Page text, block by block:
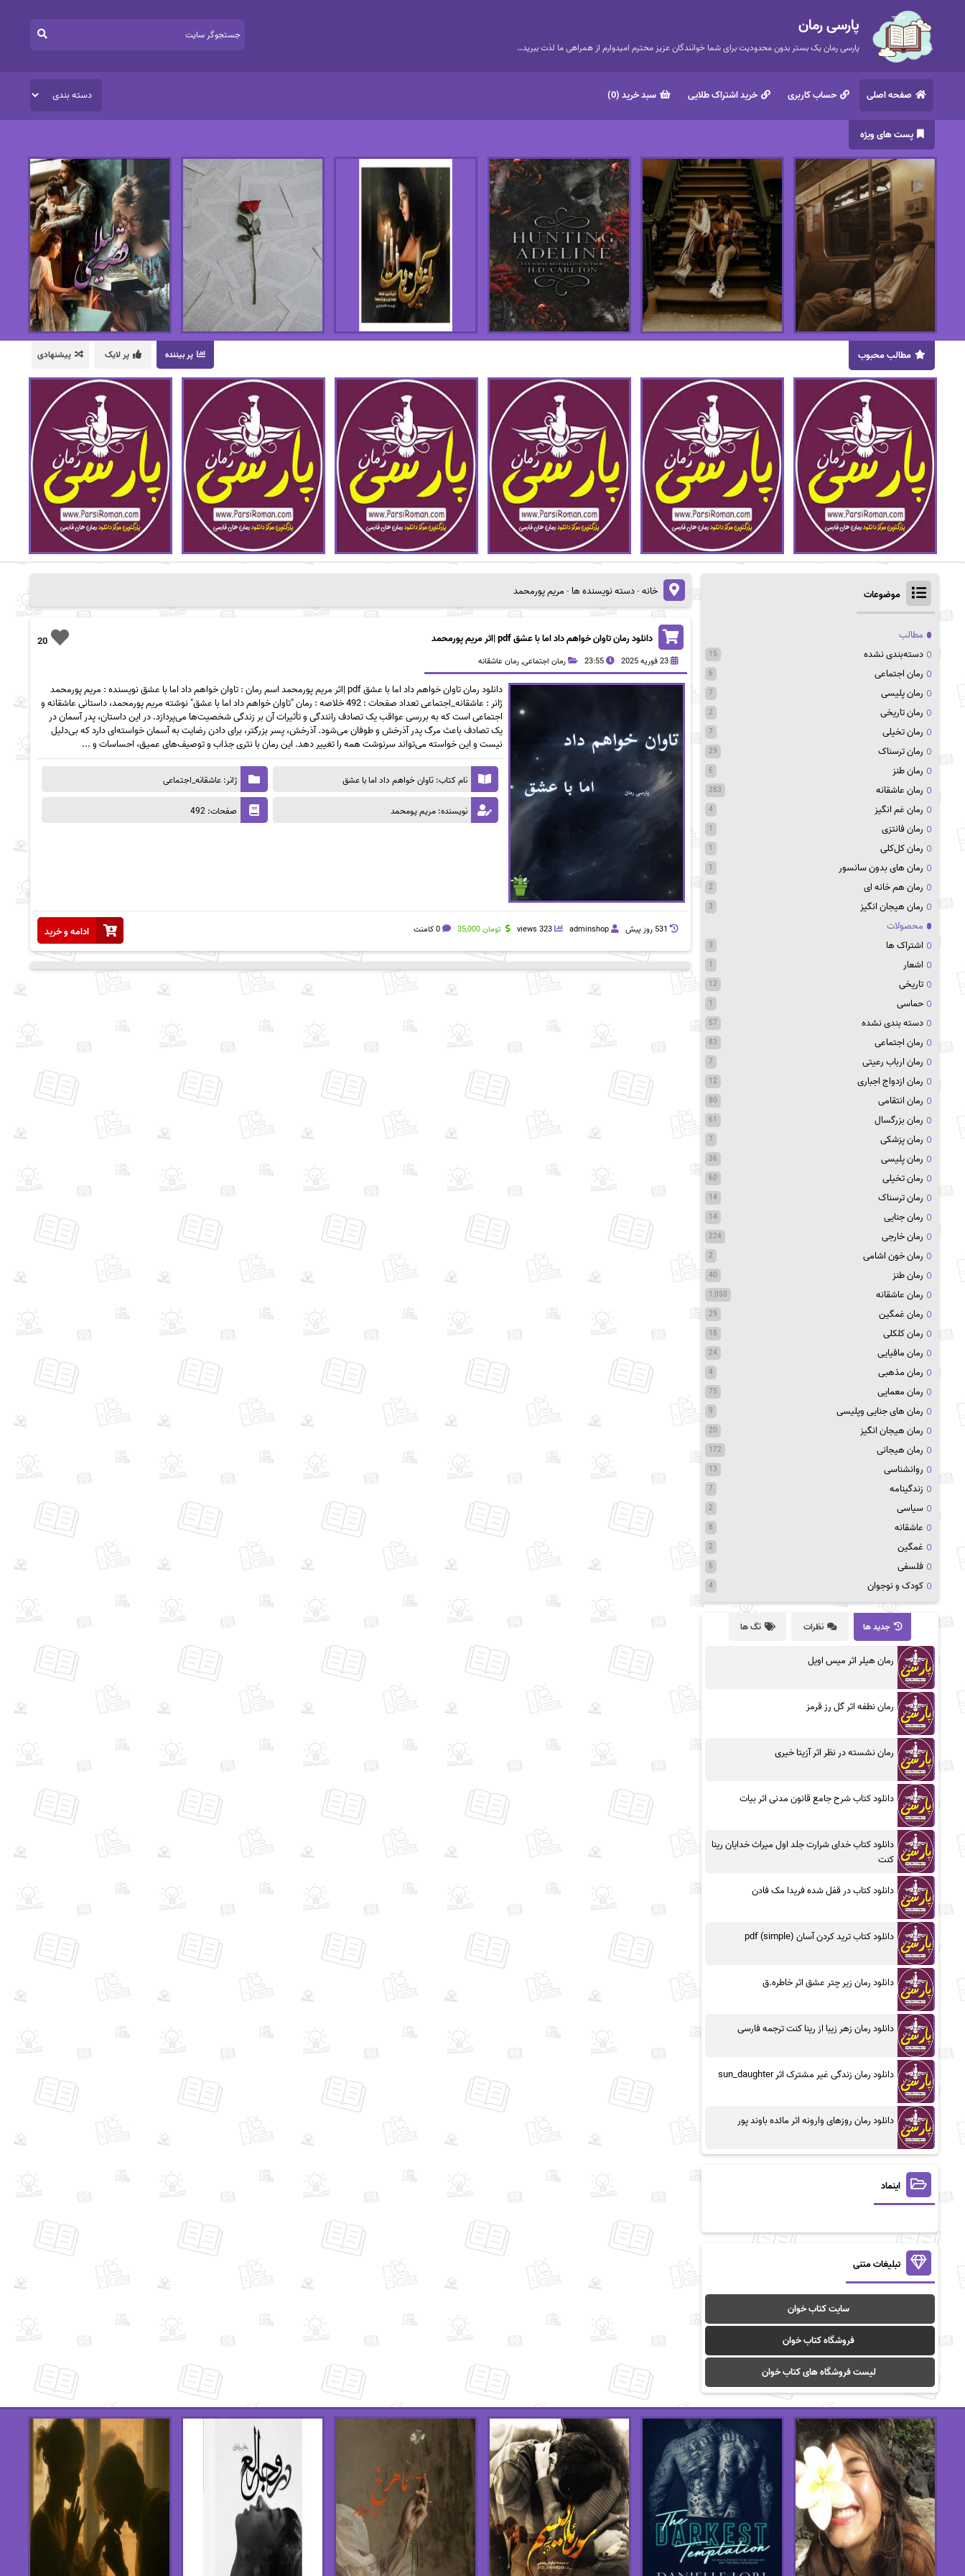
پارسی رمان
پارسی رمان یک بستر بدون محدودیت برای شما خوانندگان عزیز محترم امیدوارم از همراهی ما لذت ببرید…
صفحه اصلی حساب کاربری خرید اشتراک طلایی سبد خرید (0)
پست های ویژه
پر بیننده پر لایک پیشنهادی مطالب محبوب
خانه-دسته نویسنده ها-مریم پورمحمد
20 دانلود رمان تاوان خواهم داد اما با عشق pdf |اثر مریم پورمحمد
23 فوریه 2025 23:55 رمان اجتماعی,رمان عاشقانه
دانلود رمان تاوان خواهم داد اما با عشق pdf |اثر مریم پورمحمد اسم رمان : تاوان خواهم داد اما با عشق نویسنده : مریم پورمحمد
ژانر : عاشقانه_اجتماعی تعداد صفحات : 492 خلاصه : رمان "تاوان خواهم داد اما با عشق" نوشته مریم پورمحمد، داستانی عاشقانه و
اجتماعی است که به بررسی عواقب یک تصادف رانندگی و تأثیرات آن بر زندگی شخصیت‌ها می‌پردازد. در این داستان، پدر آسمان در
یک تصادف باعث مرگ پدر آذرخش و طوفان می‌شود. آذرخش، پسر بزرگتر، برای دادن رضایت به آسمان خواسته‌ای دارد که بی‌دلیل
نیست و این خواسته می‌تواند سرنوشت همه را تغییر دهد. این رمان با نثری جذاب و توصیف‌های عمیق، احساسات و ...
نام کتاب: تاوان خواهم داد اما با عشق ژانر: عاشقانه_اجتماعی
نویسنده: مریم پومحمد صفحات: 492
ادامه و خرید 531 روز پيش adminshop
323 views تومان 0 کامنت
موضوعات
مطالب
دسته‌بندی نشده
15
رمان اجتماعی 6
رمان پلیسی 7
رمان تاریخی 2
رمان تخیلی 7
رمان ترسناک 29
رمان طنز 6
رمان عاشقانه 383
رمان غم انگیز 4
رمان فانتزی 1
رمان کل‌کلی 1
رمان های بدون سانسور 1
رمان هم خانه ای 2
رمان هیجان انگیز 3
محصولات
اشتراک ها
3
اشعار 1
تاریخی 12
حماسی 1
دسته بندی نشده 57
رمان اجتماعی 83
رمان ارباب رعیتی 7
رمان ازدواج اجباری 12
رمان انتقامی 80
رمان بزرگسال 61
رمان پزشکی 7
رمان پلیسی 36
رمان تخیلی 60
رمان ترسناک 14
رمان جنایی 14
رمان خارجی 224
رمان خون اشامی 2
رمان طنز 40
رمان عاشقانه 1,050
رمان غمگین 29
رمان کلکلی 18
رمان مافیایی 24
رمان مذهبی 4
رمان معمایی 75
رمان های جنایی وپلیسی 9
رمان هیجان انگیز 20
رمان هیجانی 172
روانشناسی 13
زندگینامه 7
سیاسی 2
عاشقانه 8
غمگین 2
فلسفی 5
کودک و نوجوان 4
جدید ها نظرات تگ ها
رمان هیلر اثر میس اویل
رمان نطفه اثر گل رز قرمز
رمان نشسته در نظر اثر آزیتا خیری
دانلود کتاب شرح جامع قانون مدنی اثر بیات
دانلود کتاب خدای شرارت جلد اول میراث خدایان رینا
کنت
دانلود کتاب در قفل شده فریدا مک فادن
دانلود کتاب ترید کردن آسان (simple) pdf
دانلود رمان زیر چتر عشق اثر خاطره.ق
دانلود رمان زهر زیبا از رینا کنت ترجمه فارسی
دانلود رمان زندگی غیر مشترک اثر sun_daughter
دانلود رمان روزهای وارونه اثر مائده باوند پور
اینماد
تبلیغات متنی
سایت کتاب خوان
فروشگاه کتاب خوان
لیست فروشگاه های کتاب خوان